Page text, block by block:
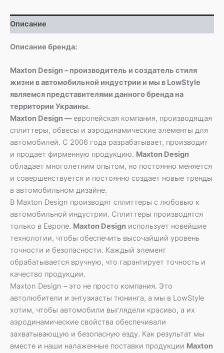
R
Variant
Mk8
Facelift
Описание
Описание бренда:
Maxton Design – производитель и создатель стиля
жизни в автомобильной индустрии и мы в LowStyle
являемся представителями данного бренда на
территории Украины.
Maxton Design —европейская компания, производящая
сплиттеры, обвесы и аэродинамические элементы для
автомобилей. С 2006 года разрабатывает, производит
и продает фирменную продукцию. Maxton Design
обладает многолетним опытом, но постоянно меняется
и совершенствуется и постоянно создает новые тренды
в автомобильном дизайне.
В Maxton Design производят сплиттеры с любовью к
автомобильной индустрии. Сплиттеры производятся
только в Европе. Maxton Design использует новейшие
технологии, чтобы обеспечить высочайший уровень
точности и безопасности. Каждый элемент
обрабатывается вручную, что гарантирует точность и
качество продукции.
Maxton Design – это не просто компания. Это
автолюбители и энтузиасты тюнинга, а мы в LowStyle
хотим, чтобы автомобили выглядели красиво, а их
аэродинамические свойства обеспечивали
захватывающую и безопасную езду. Как результат мы
вместе и наши налаженные поставки продукции Maxton